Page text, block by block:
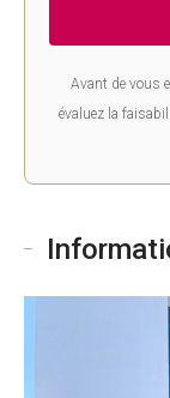
Avant de vous
évaluez la